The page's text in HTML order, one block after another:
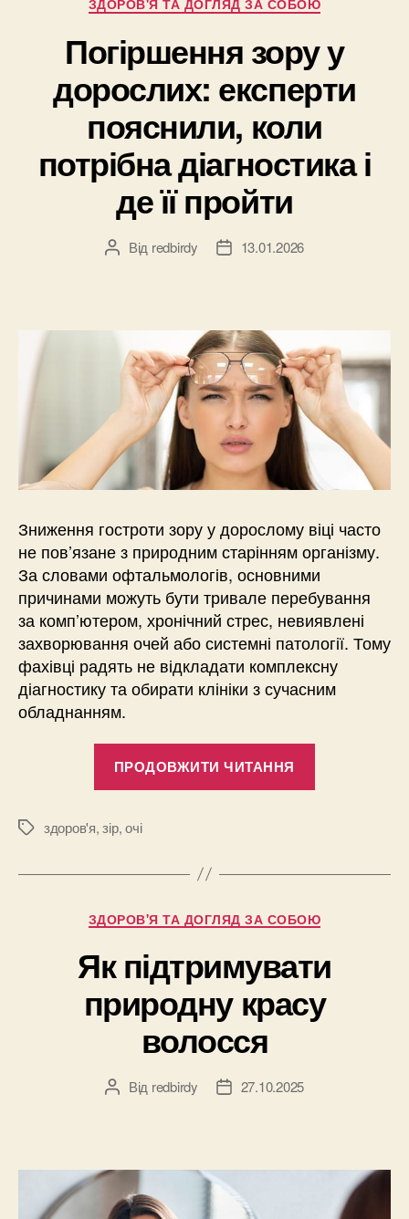
само,
у
салоні?”
ЗДОРОВ'Я ТА ДОГЛЯД ЗА СОБОЮ
Погіршення зору у
дорослих: експерти
пояснили, коли
потрібна діагностика і
де її пройти
Автор
Від redbirdy
Дата13.01.2026
Зниження гостроти зору у дорослому віці часто
не пов’язане з природним старінням організму.
За словами офтальмологів, основними
причинами можуть бути тривале перебування
за комп’ютером, хронічний стрес, невиявлені
захворювання очей або системні патології. Тому
фахівці радять не відкладати комплексну
діагностику та обирати клініки з сучасним
обладнанням.
ПРОДОВЖИТИ ЧИТАННЯ
пояснили,
потрібна
і
де
її
Позначки
здоров'я,зір,очі
Категорії
ЗДОРОВ'Я ТА ДОГЛЯД ЗА СОБОЮ
Як підтримувати
природну красу
волосся
Автор
Від redbirdy
Дата27.10.2025